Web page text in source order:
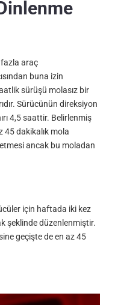
araç
buna izin
sürüşü molasız bir
Sürücünün direksiyon
4,5 saattir. Belirlenmiş
45 dakikalık mola
ancak bu moladan
için haftada iki kez
şeklinde düzenlenmiştir.
geçişte de en az 45